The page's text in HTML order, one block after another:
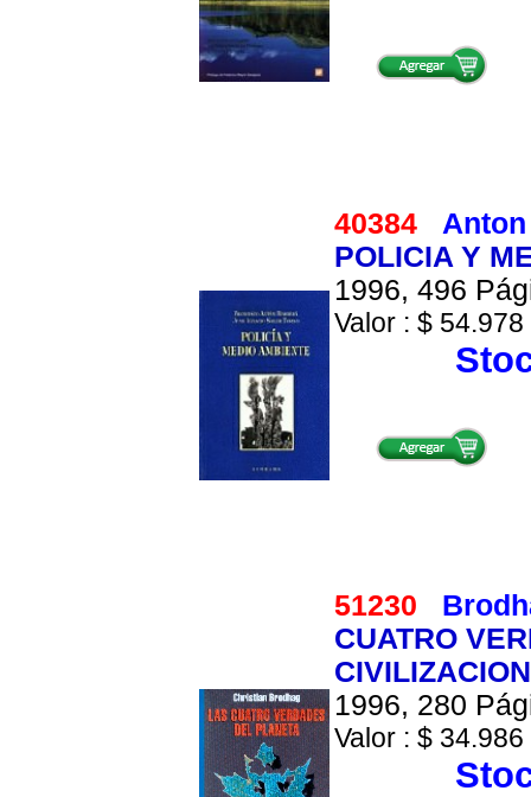
40384
POLICIA Y
1996, 496
Valor : $
51230
CUATRO
CIVILIZACION
1996, 280
Valor : $